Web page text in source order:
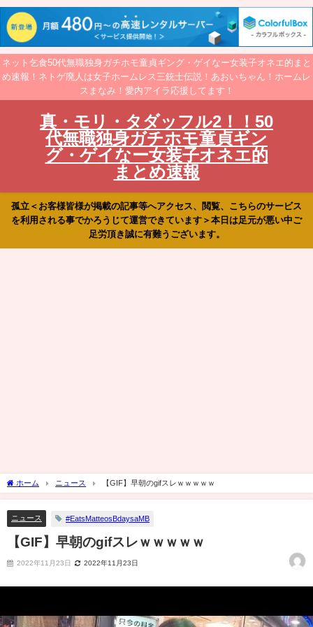
ネット乞食50代無職独身ガチホモ童貞ギング・ゲイなー女装子オネエ的まと
め速報！ネトゲ廃人は女子ホームレス三銃士伝説！あおいちゃん！ホームレ
スまなみ！愛内アイラ応援してます！
真・モリ・タダッフル2！！50
代無職独身ガチホモ童貞ギン
グ・ゲイなー女装子オネエ的
まとめ速報
孤立＜お客様皆様が掲載の記事等へアクセス、閲覧、こちらのサービス
を利用される事でかろうじて運営できています＞本日は足元が悪い中ご
足労頂き誠に有難うございます。
ホーム ニュース 【GIF】早朝のgifスレｗｗｗｗｗ
ニュース #EatsMatteosBdaysaMB
【GIF】早朝のgifスレｗｗｗｗｗ
2022年11月23日 2022年11月23日